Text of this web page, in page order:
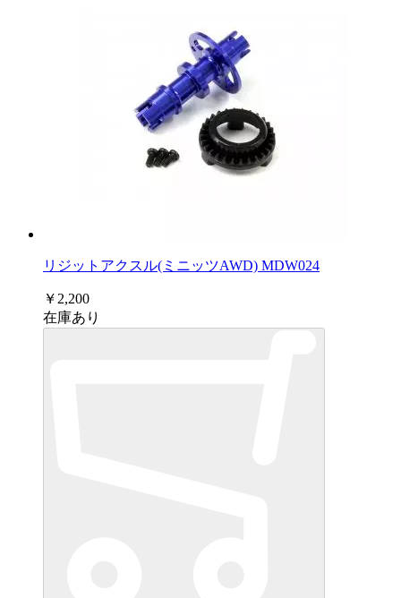
リジットアクスル(ミニッツAWD) MDW024
￥2,200
在庫あり